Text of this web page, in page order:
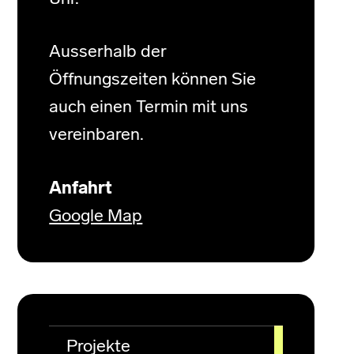
Ausserhalb der
Öffnungszeiten können Sie
auch einen Termin mit uns
vereinbaren.
Anfahrt
Google Map
Projekte